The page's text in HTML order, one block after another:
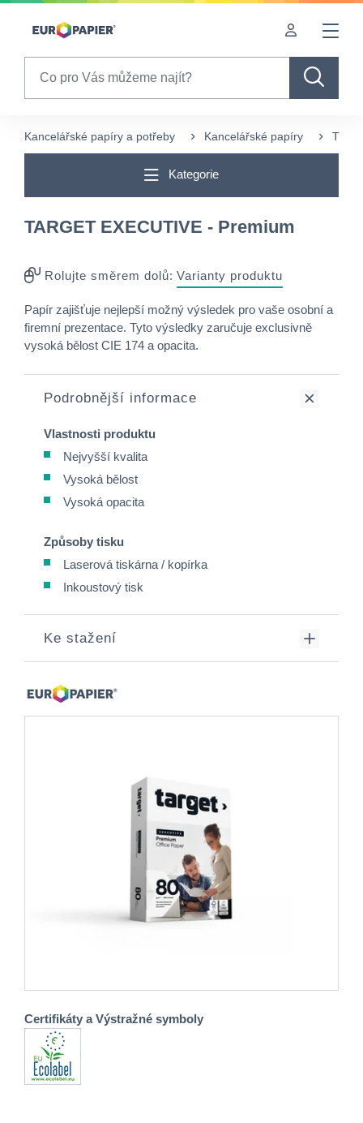
Table Of Content
Kancelářské papíry a potřeby Kancelářské papíry
Kategorie
TARGET EXECUTIVE - Premium
Rolujte směrem dolů: Varianty produktu
Papír zajišťuje nejlepší možný výsledek pro vaše osobní a
firemní prezentace. Tyto výsledky zaručuje exclusivně
vysoká bělost CIE 174 a opacita.
Podrobnější informace
Vlastnosti produktu
Nejvyšší kvalita
Vysoká bělost
Vysoká opacita
Způsoby tisku
Laserová tiskárna / kopírka
Inkoustový tisk
Ke stažení
Certifikáty a Výstražné symboly